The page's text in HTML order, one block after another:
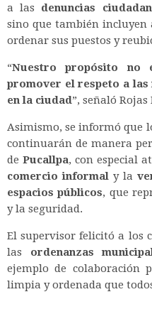
a las denuncias
sino que también incluyen
ordenar sus puestos y
“Nuestro propósito no
promover el respeto a
en la ciudad”, señaló Rojas
Asimismo, se informó que
continuarán de manera
de Pucallpa, con especial
comercio informaly la
espacios públicos, que
y la seguridad.
El supervisor felicitó a los
las ordenanzas
ejemplo de colaboración
limpia y ordenada que